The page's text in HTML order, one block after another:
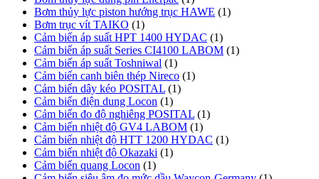
Bơm thủy lực piston hướng trục HAWE (1)
Bơm trục vít TAIKO (1)
Cảm biến áp suất HPT 1400 HYDAC (1)
Cảm biến áp suất Series CI4100 LABOM (1)
Cảm biến áp suất Toshniwal (1)
Cảm biến canh biên thép Nireco (1)
Cảm biến dây kéo POSITAL (1)
Cảm biến điện dung Locon (1)
Cảm biến đo độ nghiêng POSITAL (1)
Cảm biến nhiệt độ GV4 LABOM (1)
Cảm biến nhiệt độ HTT 1200 HYDAC (1)
Cảm biến nhiệt độ Okazaki (1)
Cảm biến quang Locon (1)